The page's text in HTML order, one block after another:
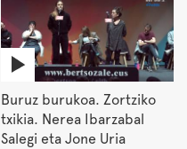
Buruz burukoa. Zortziko
txikia. Nerea Ibarzabal
Salegi eta Jone Uria